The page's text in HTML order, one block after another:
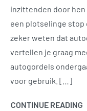
inzittenden door
een plotselinge stop
zeker weten dat
vertellen je graag
autogordels
voor gebruik. […]
CONTINUE READING